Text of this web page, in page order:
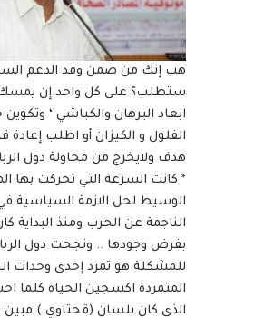
هب إنك من ضمن وفد الدعم
ستطلب؟ على كل واحد إن يمسك
الفلول و الكيزان أو اطلب إعادة
هدف ولايخرج من محاولة دول
* كانت السرعة التي تحركت بها
الوسيط لحل الازمة السياسية
الناجمة عن الحرب ومنذ البداية
بفرض وجودها .. ونجحت دول
للمشكلة هو تمرد إحدى وحدات
المتمردة اكسجين الحياة كلما
الذى كان بلسان (قحتاوي ) مبين